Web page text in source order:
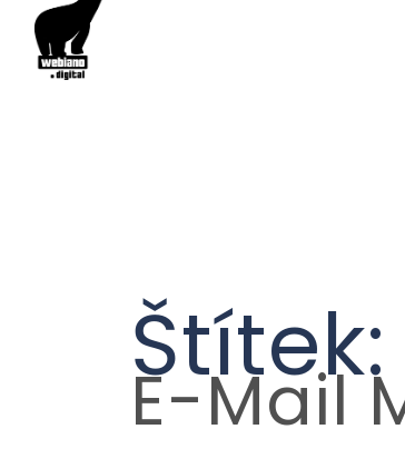
Štítek:
E-Mail